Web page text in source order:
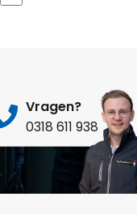
Vragen?
0318 611 938